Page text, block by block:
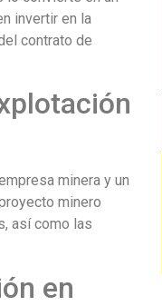
invertir en la
contrato de
minera y un
minero
así como las
en